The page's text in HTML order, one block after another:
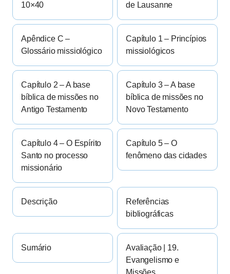
10×40
de Lausanne
Apêndice C –
Glossário missiológico
Capítulo 1 – Princípios
missiológicos
Capítulo 2 – A base
bíblica de missões no
Antigo Testamento
Capítulo 3 – A base
bíblica de missões no
Novo Testamento
Capítulo 4 – O Espírito
Santo no processo
missionário
Capítulo 5 – O
fenômeno das cidades
Descrição
Referências
bibliográficas
Sumário
Avaliação | 19.
Evangelismo e